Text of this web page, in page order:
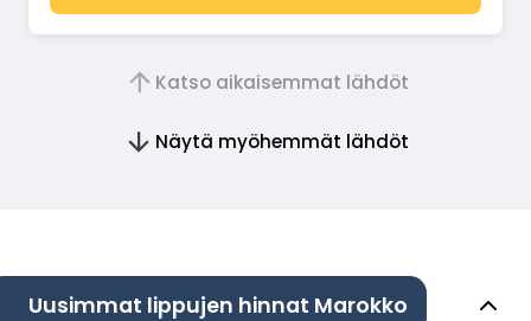
Katso aikaisemmat lähdöt
Näytä myöhemmät lähdöt
Uusimmat lippujen hinnat Marokko